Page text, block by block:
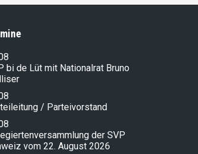
bi de Lüt mit Nationalrat Bruno
/ Parteivorstand
der SVP
vom 22. August 2026